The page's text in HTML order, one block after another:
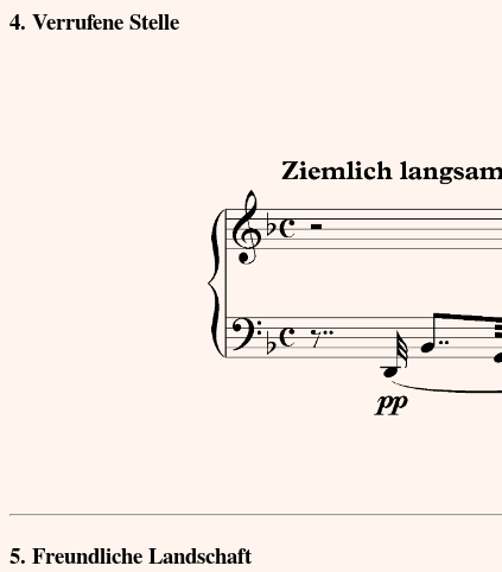
4. Verrufene Stelle
5. Freundliche Landschaft